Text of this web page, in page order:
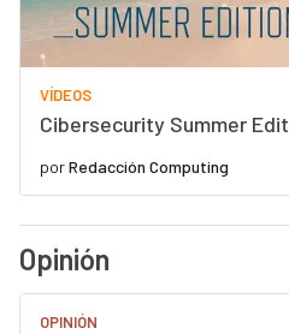
VÍDEOS
Cibersecurity Summer
porRedacción Computing
Opinión
OPINIÓN